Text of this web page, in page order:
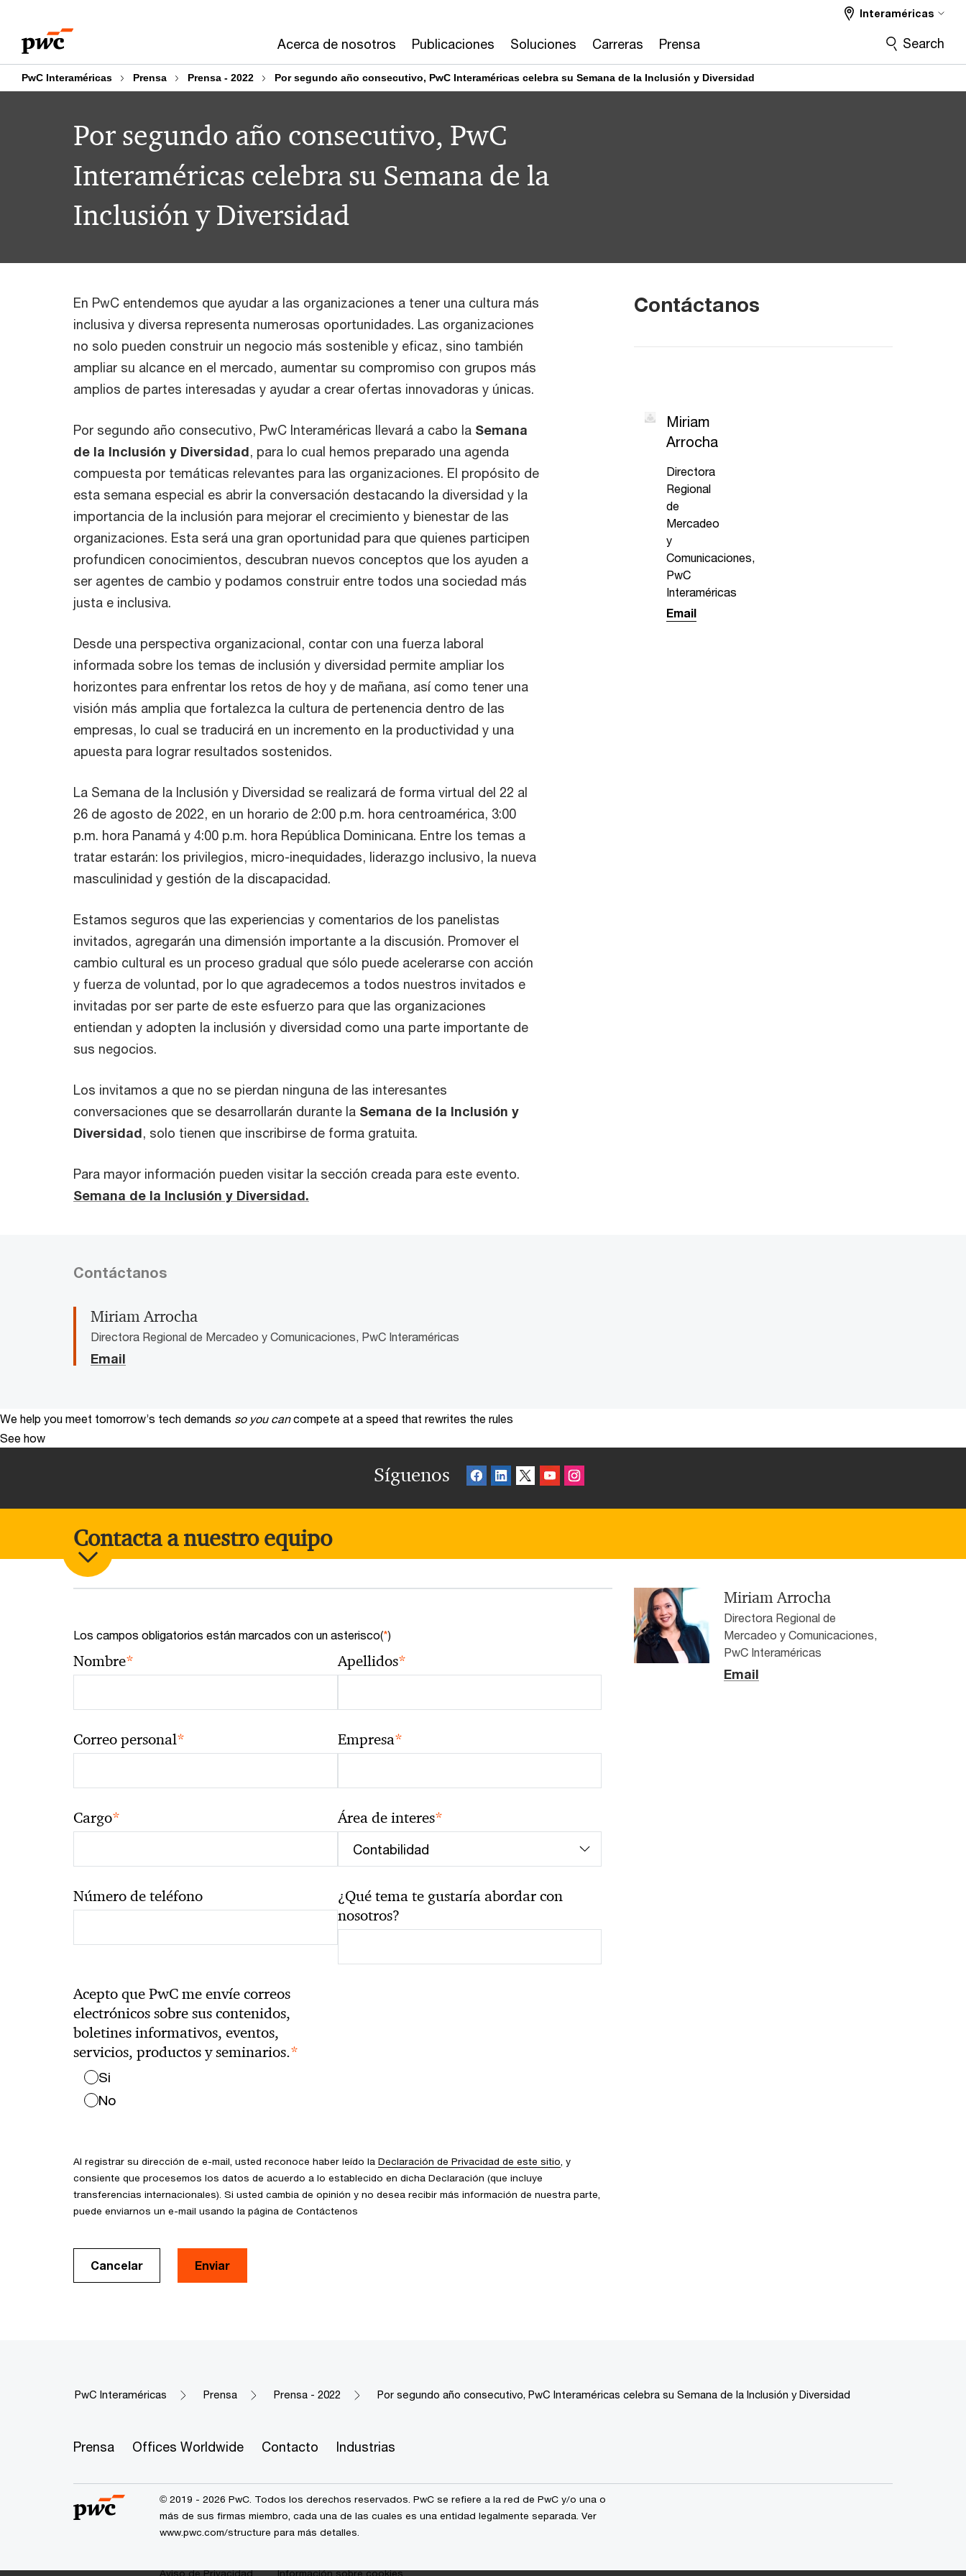
content
footer
Acerca de nosotros Publicaciones Soluciones Carreras Prensa
Interaméricas
Search
PwC Interaméricas Prensa Prensa - 2022 Por segundo año consecutivo, PwC Interaméricas celebra su Semana de la Inclusión y Diversidad
Por segundo año consecutivo, PwC
Interaméricas celebra su Semana de la
Inclusión y Diversidad
En PwC entendemos que ayudar a las organizaciones a tener una cultura más
inclusiva y diversa representa numerosas oportunidades. Las organizaciones
no solo pueden construir un negocio más sostenible y eficaz, sino también
ampliar su alcance en el mercado, aumentar su compromiso con grupos más
amplios de partes interesadas y ayudar a crear ofertas innovadoras y únicas.
Por segundo año consecutivo, PwC Interaméricas llevará a cabo la Semana
de la Inclusión y Diversidad, para lo cual hemos preparado una agenda
compuesta por temáticas relevantes para las organizaciones. El propósito de
esta semana especial es abrir la conversación destacando la diversidad y la
importancia de la inclusión para mejorar el crecimiento y bienestar de las
organizaciones. Esta será una gran oportunidad para que quienes participen
profundicen conocimientos, descubran nuevos conceptos que los ayuden a
ser agentes de cambio y podamos construir entre todos una sociedad más
justa e inclusiva.
Desde una perspectiva organizacional, contar con una fuerza laboral
informada sobre los temas de inclusión y diversidad permite ampliar los
horizontes para enfrentar los retos de hoy y de mañana, así como tener una
visión más amplia que fortalezca la cultura de pertenencia dentro de las
empresas, lo cual se traducirá en un incremento en la productividad y una
apuesta para lograr resultados sostenidos.
La Semana de la Inclusión y Diversidad se realizará de forma virtual del 22 al
26 de agosto de 2022, en un horario de 2:00 p.m. hora centroamérica, 3:00
p.m. hora Panamá y 4:00 p.m. hora República Dominicana. Entre los temas a
tratar estarán: los privilegios, micro-inequidades, liderazgo inclusivo, la nueva
masculinidad y gestión de la discapacidad.
Estamos seguros que las experiencias y comentarios de los panelistas
invitados, agregarán una dimensión importante a la discusión. Promover el
cambio cultural es un proceso gradual que sólo puede acelerarse con acción
y fuerza de voluntad, por lo que agradecemos a todos nuestros invitados e
invitadas por ser parte de este esfuerzo para que las organizaciones
entiendan y adopten la inclusión y diversidad como una parte importante de
sus negocios.
Los invitamos a que no se pierdan ninguna de las interesantes
conversaciones que se desarrollarán durante la Semana de la Inclusión y
Diversidad, solo tienen que inscribirse de forma gratuita.
Para mayor información pueden visitar la sección creada para este evento.
Semana de la Inclusión y Diversidad.
Contáctanos
Miriam
Arrocha
Directora
Regional
de
Mercadeo
y
Comunicaciones,
PwC
Interaméricas
Email
Contáctanos
Miriam Arrocha
Directora Regional de Mercadeo y Comunicaciones, PwC Interaméricas
Email
We help you meet tomorrow’s tech demands so you can compete at a speed that rewrites the rules
See how
Síguenos
Contacta a nuestro equipo
Los campos obligatorios están marcados con un asterisco(*)
Nombre* Apellidos*
Correo personal* Empresa*
Cargo* Área de interes*
Número de teléfono
¿Qué tema te gustaría abordar con
nosotros?
Acepto que PwC me envíe correos
electrónicos sobre sus contenidos,
boletines informativos, eventos,
servicios, productos y seminarios.*
Si
No
Al registrar su dirección de e-mail, usted reconoce haber leído la Declaración de Privacidad de este sitio , y
consiente que procesemos los datos de acuerdo a lo establecido en dicha Declaración (que incluye
transferencias internacionales). Si usted cambia de opinión y no desea recibir más información de nuestra parte,
puede enviarnos un e-mail usando la página de Contáctenos
Cancelar Enviar
Miriam Arrocha
Directora Regional de
Mercadeo y Comunicaciones,
PwC Interaméricas
Email
PwC Interaméricas Prensa Prensa - 2022 Por segundo año consecutivo, PwC Interaméricas celebra su Semana de la Inclusión y Diversidad
Prensa Offices Worldwide Contacto Industrias
© 2019 - 2026 PwC. Todos los derechos reservados. PwC se refiere a la red de PwC y/o una o
más de sus firmas miembro, cada una de las cuales es una entidad legalmente separada. Ver
www.pwc.com/structure para más detalles.
Aviso de Privacidad Información sobre cookies